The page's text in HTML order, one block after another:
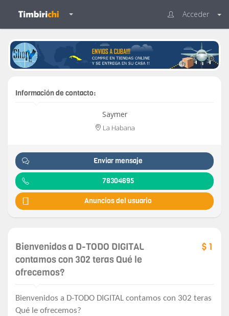
Acceder
Información de contacto:
Saymer
La Habana
Enviar mensaje
78304695
Anuncios del usuario
Bienvenidos a D-TODO DIGITAL
contamos con 302 teras Qué le
ofrecemos?
$ 1
Bienvenidos a D-TODO DIGITAL contamos con 302 teras
Qué le ofrecemos?